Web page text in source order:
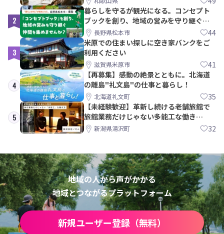
2
暮らしを守るが観光になる。コンセプト
ブックを創り、地域の営みを守り継ぐ仲
間を集めませんか？
長野県松本市 44
3
米原での住まい探しに空き家バンクをご
利用ください
滋賀県米原市 41
4
【再募集】感動の絶景とともに。北海道
の離島"礼文島"の仕事と暮らし！
北海道礼文町 35
5
【未経験歓迎】革新し続ける老舗旅館で
旅館業務だけじゃない多能工な働き
方。 株式会社いせん
新潟県湯沢町 32
地域の人から声がかかる
地域とつながるプラットフォーム
新規ユーザー登録（無料）